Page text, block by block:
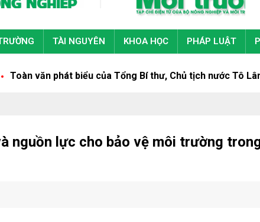
TÀI NGUYÊN KHOA HỌC PHÁP LUẬT
phát biểu của Tổng Bí thư, Chủ tịch nước Tô Lâm tại Đại
nguồn lực cho bảo vệ môi trường